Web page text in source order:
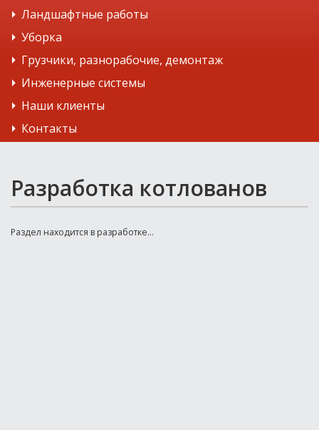
Ландшафтные работы
Уборка
Грузчики, разнорабочие, демонтаж
Инженерные системы
Наши клиенты
Контакты
Разработка котлованов
Раздел находится в разработке...